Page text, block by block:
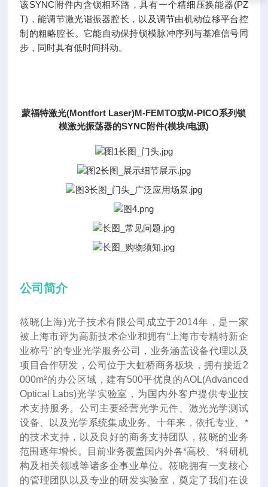
该SYNC附件内含锁相环路，具有一个精细压换能器(PZ
T)，能调节激光谐振器腔长，以及调节由机动位移平台控
制的粗略腔长。它能自动保持锁模脉冲序列与基准信号同
步，同时具有低时间抖动。
蒙福特激光(Montfort Laser)M-FEMTO或M-PICO系列锁
模激光振荡器的SYNC附件(模块/电源)
公司简介
筱晓(上海)光子技术有限公司成立于2014年 ， 是一家
被上海市评为高新技术企业和拥有“上海市专精特新企
业称号"的专业光学服务公司，业务涵盖设备代理以及
项目合作研发，公司位于大虹桥商务板块，拥有接近2
000m²的办公区域，建有500平优良的AOL(Advanced
Optical Labs)光学实验室，为国内外客户提供专业技
术支持服务。公司主要经营光学元件、激光光学测试
设备、以及光学系统集成业务。十年来 ，依托专业、*
的技术支持，以及良好的商务支持团队，筱晓的业务
范围逐年增长。目前业务覆盖国内外各*高校、*科研机
构及相关领域等诸多企事业单位。筱晓拥有一支核心
的管理团队以及专业的研发实验室，奠定了我们在设